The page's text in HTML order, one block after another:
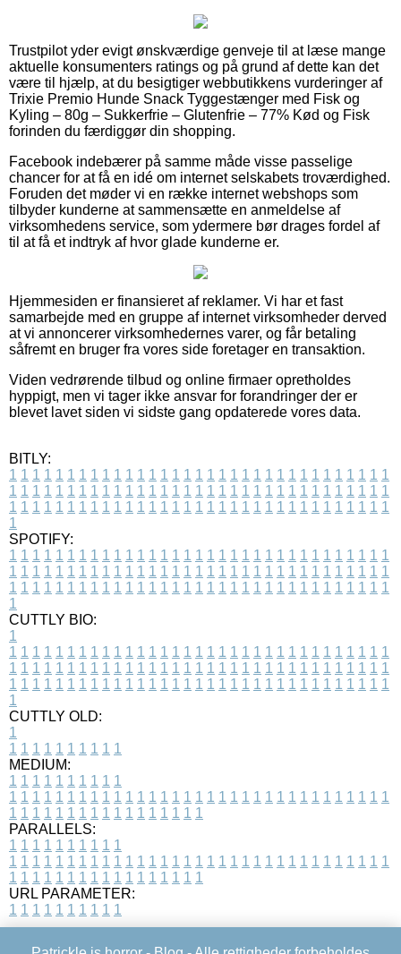
Trustpilot yder evigt ønskværdige genveje til at læse mange
aktuelle konsumenters ratings og på grund af dette kan det
være til hjælp, at du besigtiger webbutikkens vurderinger af
Trixie Premio Hunde Snack Tyggestænger med Fisk og
Kyling – 80g – Sukkerfrie – Glutenfrie – 77% Kød og Fisk
forinden du færdiggør din shopping.
Facebook indebærer på samme måde visse passelige
chancer for at få en idé om internet selskabets troværdighed.
Foruden det møder vi en række internet webshops som
tilbyder kunderne at sammensætte en anmeldelse af
virksomhedens service, som ydermere bør drages fordel af
til at få et indtryk af hvor glade kunderne er.
Hjemmesiden er finansieret af reklamer. Vi har et fast
samarbejde med en gruppe af internet virksomheder derved
at vi annoncerer virksomhedernes varer, og får betaling
såfremt en bruger fra vores side foretager en transaktion.
Viden vedrørende tilbud og online firmaer opretholdes
hyppigt, men vi tager ikke ansvar for forandringer der er
blevet lavet siden vi sidste gang opdaterede vores data.
BITLY:
1 1 1 1 1 1 1 1 1 1 1 1 1 1 1 1 1 1 1 1 1 1 1 1 1 1 1 1 1 1 1 1 1
1 1 1 1 1 1 1 1 1 1 1 1 1 1 1 1 1 1 1 1 1 1 1 1 1 1 1 1 1 1 1 1 1
1 1 1 1 1 1 1 1 1 1 1 1 1 1 1 1 1 1 1 1 1 1 1 1 1 1 1 1 1 1 1 1 1
1
SPOTIFY:
1 1 1 1 1 1 1 1 1 1 1 1 1 1 1 1 1 1 1 1 1 1 1 1 1 1 1 1 1 1 1 1 1
1 1 1 1 1 1 1 1 1 1 1 1 1 1 1 1 1 1 1 1 1 1 1 1 1 1 1 1 1 1 1 1 1
1 1 1 1 1 1 1 1 1 1 1 1 1 1 1 1 1 1 1 1 1 1 1 1 1 1 1 1 1 1 1 1 1
1
CUTTLY BIO:
1
1 1 1 1 1 1 1 1 1 1 1 1 1 1 1 1 1 1 1 1 1 1 1 1 1 1 1 1 1 1 1 1 1
1 1 1 1 1 1 1 1 1 1 1 1 1 1 1 1 1 1 1 1 1 1 1 1 1 1 1 1 1 1 1 1 1
1 1 1 1 1 1 1 1 1 1 1 1 1 1 1 1 1 1 1 1 1 1 1 1 1 1 1 1 1 1 1 1 1
1
CUTTLY OLD:
1
1 1 1 1 1 1 1 1 1 1
MEDIUM:
1 1 1 1 1 1 1 1 1 1
1 1 1 1 1 1 1 1 1 1 1 1 1 1 1 1 1 1 1 1 1 1 1 1 1 1 1 1 1 1 1 1 1
1 1 1 1 1 1 1 1 1 1 1 1 1 1 1 1 1
PARALLELS:
1 1 1 1 1 1 1 1 1 1
1 1 1 1 1 1 1 1 1 1 1 1 1 1 1 1 1 1 1 1 1 1 1 1 1 1 1 1 1 1 1 1 1
1 1 1 1 1 1 1 1 1 1 1 1 1 1 1 1 1
URL PARAMETER:
1 1 1 1 1 1 1 1 1 1